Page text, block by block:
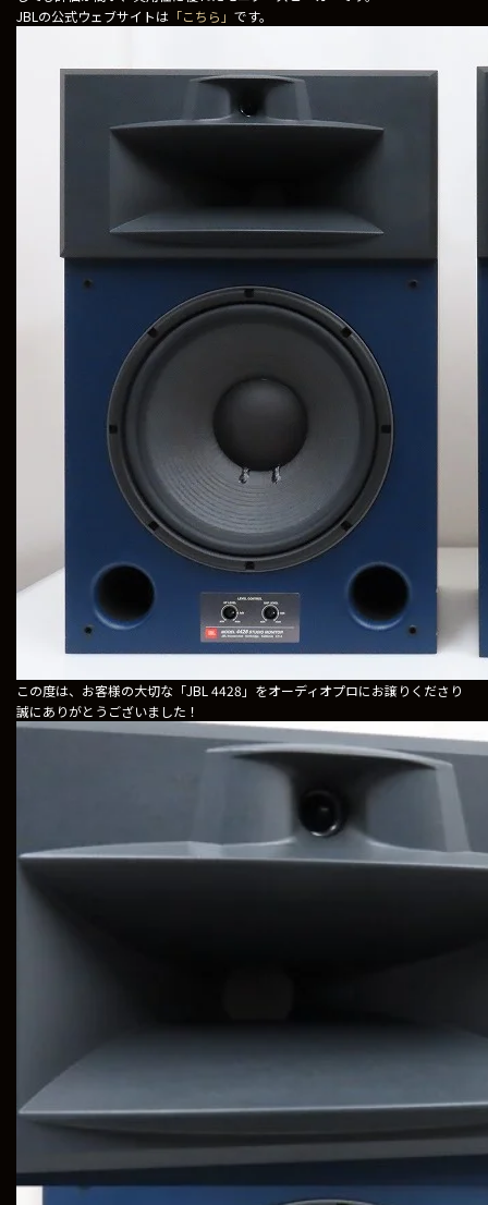
JBLの公式ウェブサイトは 「こちら」 です。
この度は、お客様の大切な「JBL 4428」をオーディオプロにお譲りくださり
誠にありがとうございました！